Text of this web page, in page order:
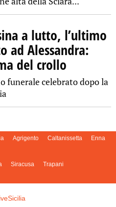
a lutto, l’ultimo
ad Alessandra:
del crollo
funerale celebrato dopo la
Agrigento Caltanissetta Enna
Siracusa Trapani